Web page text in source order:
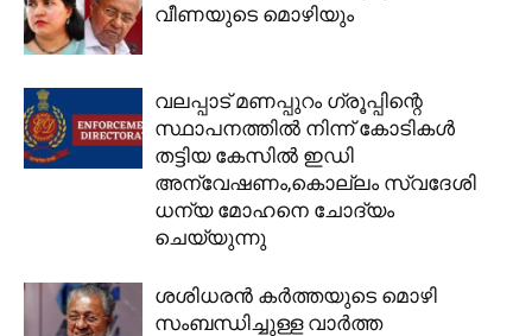
വീണയുടെ മൊഴിയും
വലപ്പാട് മണപ്പുറം ഗ്രൂപ്പിന്റെ
സ്ഥാപനത്തില്‍ നിന്ന് കോടികള്‍
തട്ടിയ കേസില്‍ ഇഡി
അന്വേഷണം,കൊല്ലം സ്വദേശി
ധന്യ മോഹനെ ചോദ്യം
ചെയ്യുന്നു
ശശിധരന്‍ കര്‍ത്തയുടെ മൊഴി
സംബന്ധിച്ചുള്ള വാര്‍ത്ത